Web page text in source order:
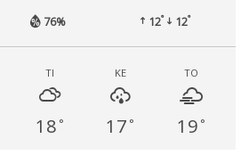
76% 12° 12°
TI
18 °
KE
17 °
TO
19 °